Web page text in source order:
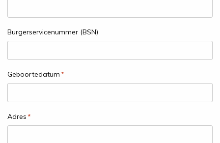
Burgerservicenummer (BSN)
Geboortedatum *
Adres *